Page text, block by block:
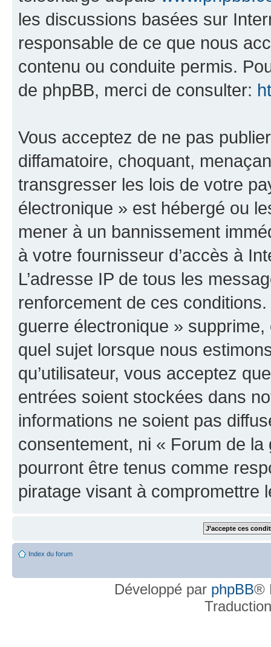
les discussions basées sur
responsable de ce que nous
contenu ou conduite permis.
de phpBB, merci de consulter:
Vous acceptez de ne pas
diffamatoire, choquant,
transgresser les lois de votre
électronique » est hébergé ou
mener à un bannissement
à votre fournisseur d’accès à
L’adresse IP de tous les
renforcement de ces
guerre électronique »
quel sujet lorsque nous
qu’utilisateur, vous acceptez
entrées soient stockées dans
informations ne soient pas
consentement, ni « Forum de
pourront être tenus comme
piratage visant à compromettre
Index du forum
Développé par phpBB®